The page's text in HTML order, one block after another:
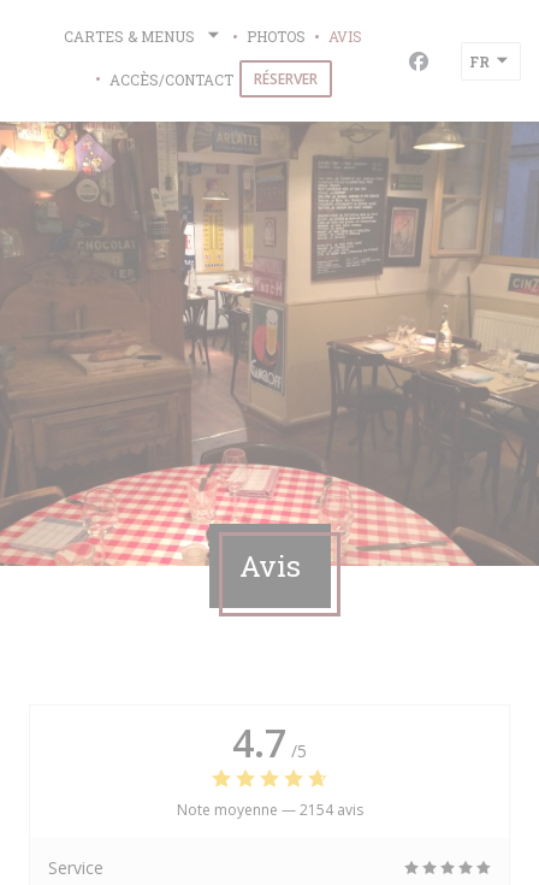
CARTES & MENUS PHOTOS AVIS
ACCÈS/CONTACT RÉSERVER Facebook
FR
Avis
4.7 /5
Note moyenne —2154 avis
Service